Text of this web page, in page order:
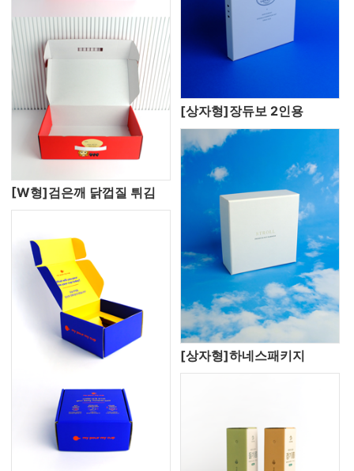
[W형]검은깨 닭껍질 튀김
[상자형]장듀보 2인용
[상자형]하네스패키지